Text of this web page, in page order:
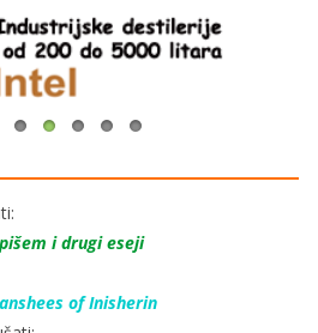
i drugi eseji
of Inisherin